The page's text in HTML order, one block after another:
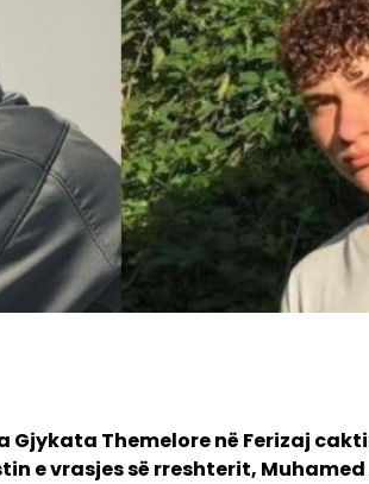
Themelore në Ferizaj
e vrasjes së rreshterit, Muhamed